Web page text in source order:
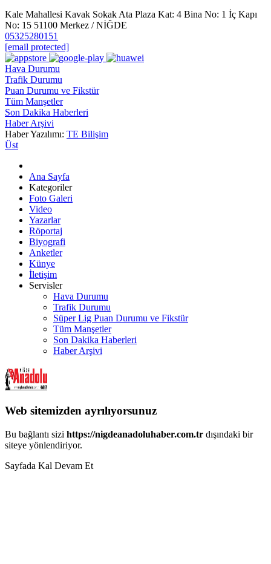
Kale Mahallesi Kavak Sokak Ata Plaza Kat: 4 Bina No: 1 İç Kapı
No: 15 51100 Merkez / NİĞDE
05325280151
[email protected]
Hava Durumu
Trafik Durumu
Puan Durumu ve Fikstür
Tüm Manşetler
Son Dakika Haberleri
Haber Arşivi
Haber Yazılımı: TE Bilişim
Üst
Ana Sayfa
Kategoriler
Foto Galeri
Video
Yazarlar
Röportaj
Biyografi
Anketler
Künye
İletişim
Servisler
Hava Durumu
Trafik Durumu
Süper Lig Puan Durumu ve Fikstür
Tüm Manşetler
Son Dakika Haberleri
Haber Arşivi
Web sitemizden ayrılıyorsunuz
Bu bağlantı sizi https://nigdeanadoluhaber.com.tr dışındaki bir
siteye yönlendiriyor.
Sayfada Kal Devam Et